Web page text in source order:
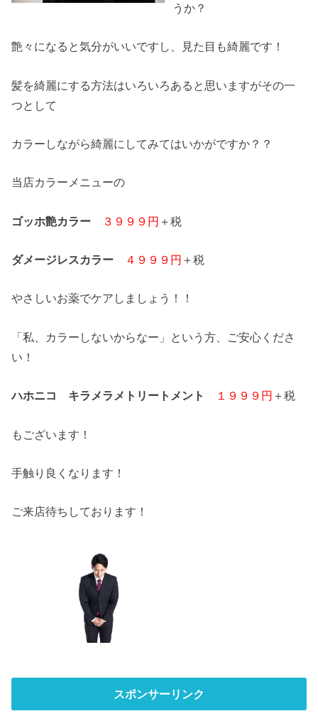
うか？
艶々になると気分がいいですし、見た目も綺麗です！
髪を綺麗にする方法はいろいろあると思いますがその一
つとして
カラーしながら綺麗にしてみてはいかがですか？？
当店カラーメニューの
ゴッホ艶カラー ３９９９円 ＋税
ダメージレスカラー ４９９９円 ＋税
やさしいお薬でケアしましょう！！
「私、カラーしないからなー」という方、ご安心くださ
い！
ハホニコ キラメラメトリートメント １９９９円 ＋税
もございます！
手触り良くなります！
ご来店待ちしております！
スポンサーリンク